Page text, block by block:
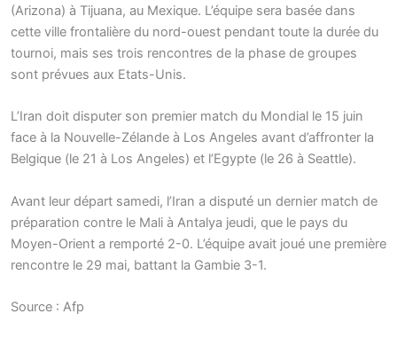
(Arizona) à Tijuana, au Mexique. L’équipe sera basée dans
cette ville frontalière du nord-ouest pendant toute la durée du
tournoi, mais ses trois rencontres de la phase de groupes
sont prévues aux Etats-Unis.
L’Iran doit disputer son premier match du Mondial le 15 juin
face à la Nouvelle-Zélande à Los Angeles avant d’affronter la
Belgique (le 21 à Los Angeles) et l’Egypte (le 26 à Seattle).
Avant leur départ samedi, l’Iran a disputé un dernier match de
préparation contre le Mali à Antalya jeudi, que le pays du
Moyen-Orient a remporté 2-0. L’équipe avait joué une première
rencontre le 29 mai, battant la Gambie 3-1.
Source : Afp